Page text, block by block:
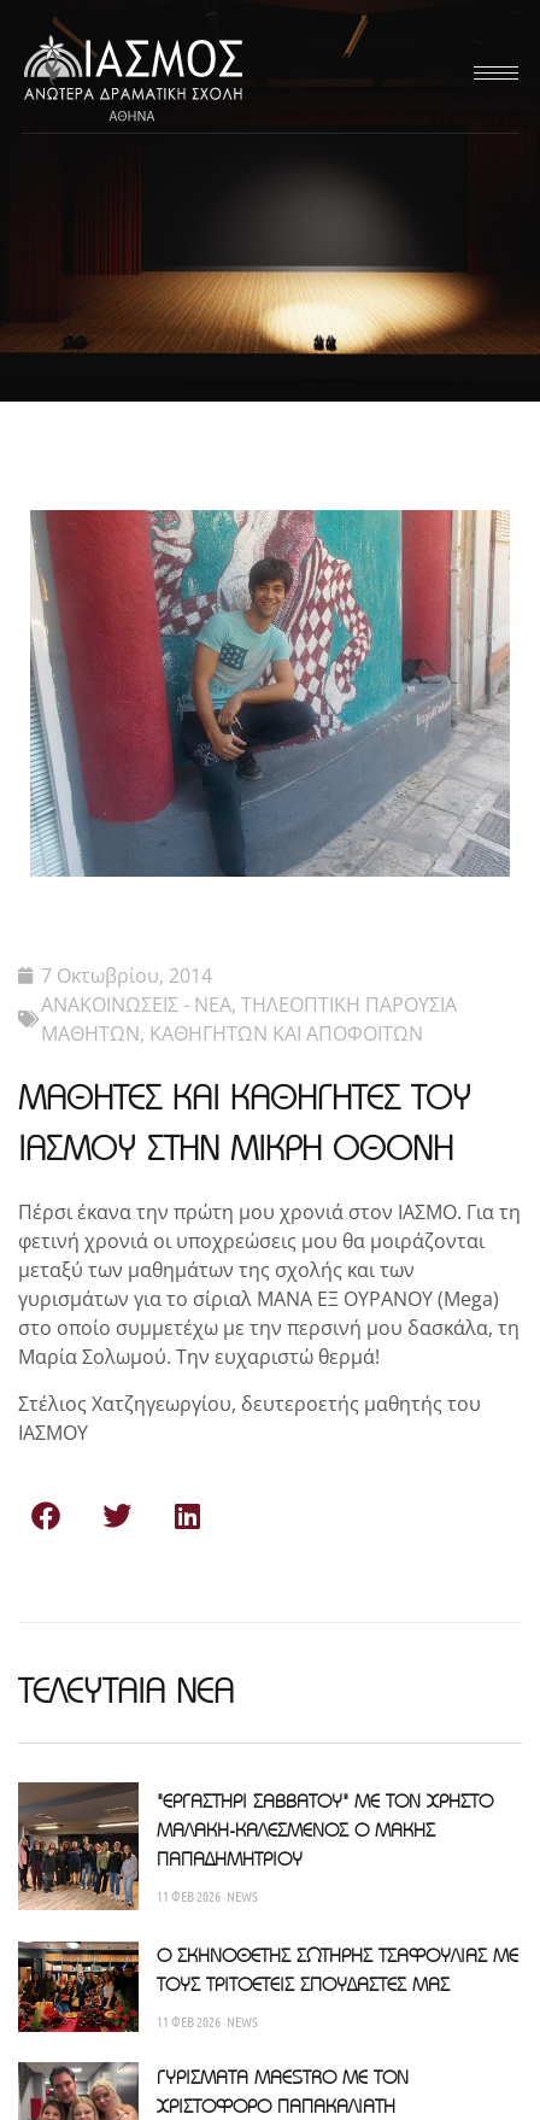
7 Οκτωβρίου, 2014
ΑΝΑΚΟΙΝΩΣΕΙΣ - ΝΕΑ, ΤΗΛΕΟΠΤΙΚΗ ΠΑΡΟΥΣΙΑ
ΜΑΘΗΤΩΝ, ΚΑΘΗΓΗΤΩΝ ΚΑΙ ΑΠΟΦΟΙΤΩΝ
ΜΑΘΗΤΕΣ ΚΑΙ ΚΑΘΗΓΗΤΕΣ ΤΟΥ
ΙΑΣΜΟΥ ΣΤΗΝ ΜΙΚΡΗ ΟΘΟΝΗ
Πέρσι έκανα την πρώτη μου χρονιά στον ΙΑΣΜΟ. Για τη
φετινή χρονιά οι υποχρεώσεις μου θα μοιράζονται
μεταξύ των μαθημάτων της σχολής και των
γυρισμάτων για το σίριαλ ΜΑΝΑ ΕΞ ΟΥΡΑΝΟΥ (Mega)
στο οποίο συμμετέχω με την περσινή μου δασκάλα, τη
Μαρία Σολωμού. Την ευχαριστώ θερμά!
Στέλιος Χατζηγεωργίου, δευτεροετής μαθητής του
ΙΑΣΜΟΥ
ΤΕΛΕΥΤΑΙΑ ΝΕΑ
"ΕΡΓΑΣΤΗΡΙ ΣΑΒΒΑΤΟΥ" ΜΕ ΤΟΝ ΧΡΗΣΤΟ
ΜΑΛΑΚΗ-ΚΑΛΕΣΜΕΝΟΣ Ο ΜΑΚΗΣ
ΠΑΠΑΔΗΜΗΤΡΙΟΥ
11 ΦΕΒ 2026 NEWS
Ο ΣΚΗΝΟΘΕΤΗΣ ΣΩΤΗΡΗΣ ΤΣΑΦΟΥΛΙΑΣ ΜΕ
ΤΟΥΣ ΤΡΙΤΟΕΤΕΙΣ ΣΠΟΥΔΑΣΤΕΣ ΜΑΣ
11 ΦΕΒ 2026 NEWS
ΓΥΡΙΣΜΑΤΑ MAESTRO ΜΕ ΤΟΝ
ΧΡΙΣΤΟΦΟΡΟ ΠΑΠΑΚΑΛΙΑΤΗ